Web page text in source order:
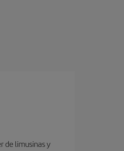
de limusinas y